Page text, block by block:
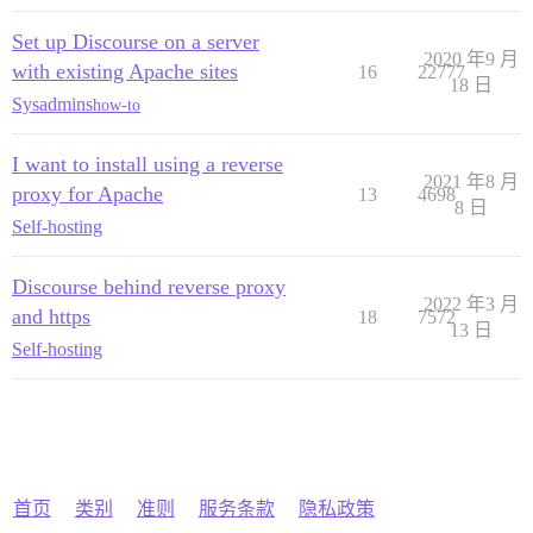
Set up Discourse on a server
with existing Apache sites
Sysadminshow-to
16 22777
2020 年9 月
18 日
I want to install using a reverse
proxy for Apache
Self-hosting
13 4698
2021 年8 月
8 日
Discourse behind reverse proxy
and https
Self-hosting
18 7572
2022 年3 月
13 日
首页 类别 准则 服务条款 隐私政策